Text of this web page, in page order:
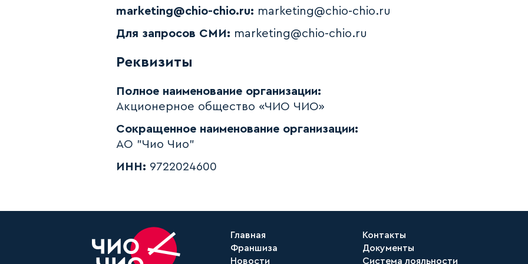
marketing@chio‑chio.ru: marketing@chio‑chio.ru
Для запросов СМИ: marketing@chio‑chio.ru
Реквизиты
Полное наименование организации:
Акционерное общество «ЧИО ЧИО»
Сокращенное наименование организации:
АО "Чио Чио"
ИНН: 9722024600
Главная
Франшиза
Новости
Контакты
Документы
Система лояльности